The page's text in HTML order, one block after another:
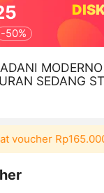
-50%
SEDANG
PREMIUM
Rp165.000